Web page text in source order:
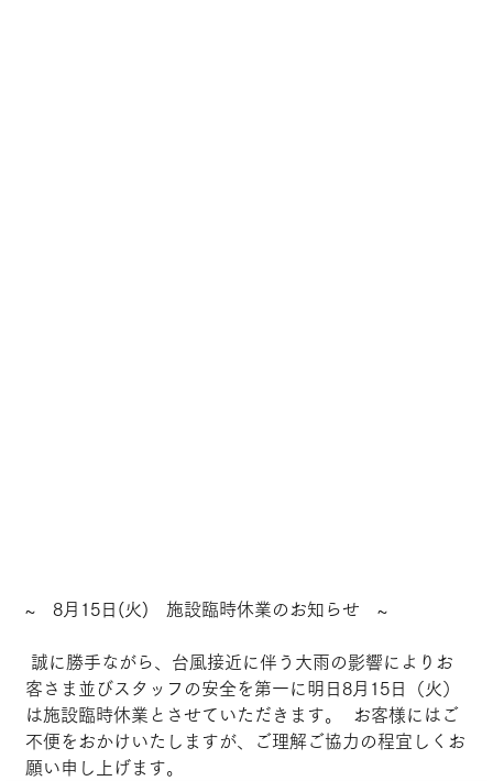
~　8月15日(火)　施設臨時休業のお知らせ　~
客さま並びスタッフの安全を第一に明日8月15日（火）
は施設臨時休業とさせていただきます。  お客様にはご
不便をおかけいたしますが、ご理解ご協力の程宜しくお
願い申し上げます。